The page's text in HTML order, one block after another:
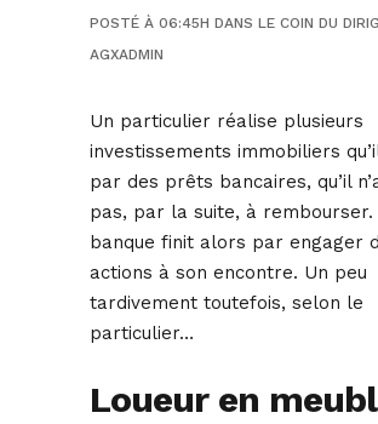
POSTÉ À 06:45H DANS LE COIN DU
AGXADMIN
Un particulier réalise plusieurs
investissements immobiliers
par des prêts bancaires, qu’il
pas, par la suite, à rembourser.
banque finit alors par engager
actions à son encontre. Un peu
tardivement toutefois, selon le
particulier…
Loueur en